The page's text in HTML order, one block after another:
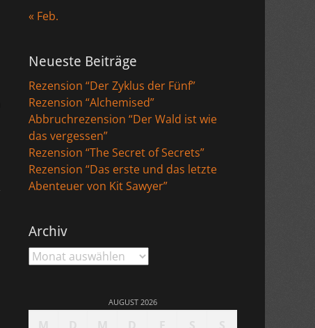
« Feb.
Neueste Beiträge
Rezension “Der Zyklus der Fünf”
Rezension “Alchemised”
Abbruchrezension “Der Wald ist wie
das vergessen”
Rezension “The Secret of Secrets”
Rezension “Das erste und das letzte
Abenteuer von Kit Sawyer”
Archiv
Archiv
AUGUST 2026